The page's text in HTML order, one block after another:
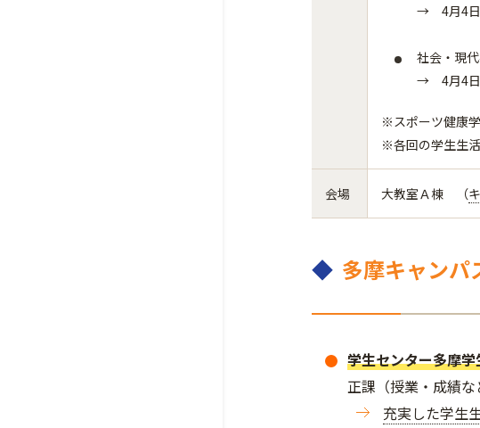
→ 4月4日
社会・現
→ 4月4日
※スポーツ健康
※各回の学生生
会場 大教室Ａ棟 （
◆ 多摩キャンパ
学生センター多摩
正課（授業・成績な
充実した学生